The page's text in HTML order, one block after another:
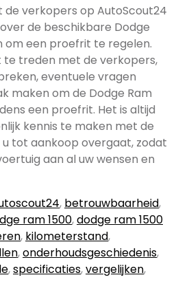
verkopers op AutoScout24
de beschikbare Dodge
om een proefrit te regelen.
treden met de verkopers,
eventuele vragen
maken om de Dodge Ram
een proefrit. Het is altijd
kennis te maken met de
tot aankoop overgaat, zodat
aan al uw wensen en
, betrouwbaarheid,
ram 1500,dodge ram 1500
, kilometerstand,
,onderhoudsgeschiedenis,
,specificaties,vergelijken,